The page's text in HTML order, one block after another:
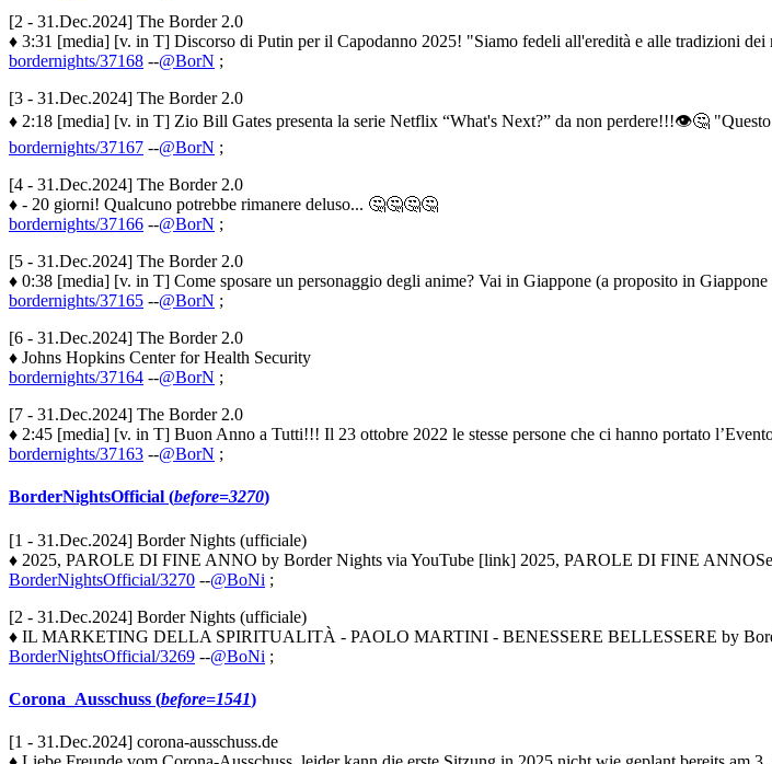
[2 - 31.Dec.2024] The Border 2.0
♦ 3:31 [media] [v. in T] Discorso di Putin per il Capodanno 2025! "Siamo fedeli all'eredità e alle tradizioni dei
bordernights/37168 --@BorN ;
[3 - 31.Dec.2024] The Border 2.0
♦ 2:18 [media] [v. in T] Zio Bill Gates presenta la serie Netflix “What's Next?” da non perdere!!!👁🤔
bordernights/37167 --@BorN ;
[4 - 31.Dec.2024] The Border 2.0
♦ - 20 giorni! Qualcuno potrebbe rimanere deluso... 🤔🤔🤔🤔
bordernights/37166 --@BorN ;
[5 - 31.Dec.2024] The Border 2.0
♦ 0:38 [media] [v. in T] Come sposare un personaggio degli anime? Vai in Giappone (a proposito in
bordernights/37165 --@BorN ;
[6 - 31.Dec.2024] The Border 2.0
♦ Johns Hopkins Center for Health Security
bordernights/37164 --@BorN ;
[7 - 31.Dec.2024] The Border 2.0
♦ 2:45 [media] [v. in T] Buon Anno a Tutti!!! Il 23 ottobre 2022 le stesse persone che ci hanno portato
bordernights/37163 --@BorN ;
BorderNightsOfficial (before=3270)
[1 - 31.Dec.2024] Border Nights (ufficiale)
♦ 2025, PAROLE DI FINE ANNO by Border Nights via YouTube [link] 2025, PAROLE DI FINE
BorderNightsOfficial/3270 --@BoNi ;
[2 - 31.Dec.2024] Border Nights (ufficiale)
♦ IL MARKETING DELLA SPIRITUALITÀ - PAOLO MARTINI - BENESSERE BELLESSERE by
BorderNightsOfficial/3269 --@BoNi ;
Corona_Ausschuss (before=1541)
[1 - 31.Dec.2024] corona-ausschuss.de